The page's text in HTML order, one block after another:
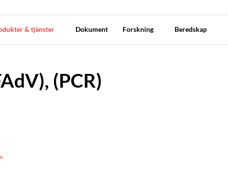
& tjänster Dokument Forskning Beredskap
(PCR)